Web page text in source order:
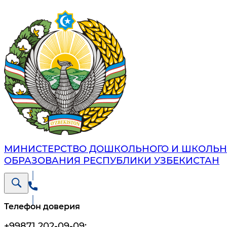
МИНИСТЕРСТВО ДОШКОЛЬНОГО И
ОБРАЗОВАНИЯ РЕСПУБЛИКИ УЗБЕКИСТАН
Телефон доверия